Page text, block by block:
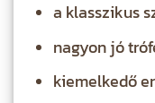
a klasszikus
nagyon jó
kiemelkedő